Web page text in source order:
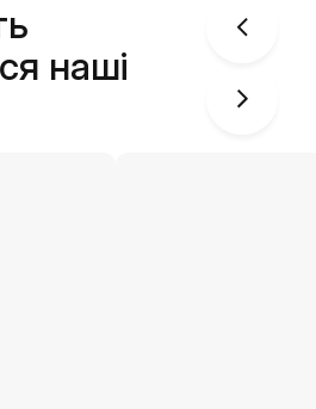
наші